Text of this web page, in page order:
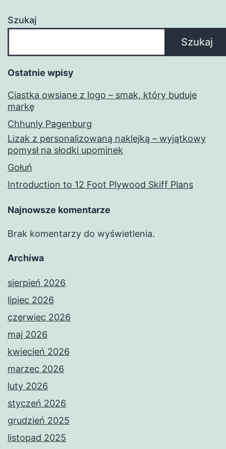
Szukaj
Szukaj
Ostatnie wpisy
Ciastka owsiane z logo – smak, który buduje
markę
Chhunly Pagenburg
Lizak z personalizowaną naklejką – wyjątkowy
pomysł na słodki upominek
Gołuń
Introduction to 12 Foot Plywood Skiff Plans
Najnowsze komentarze
Brak komentarzy do wyświetlenia.
Archiwa
sierpień 2026
lipiec 2026
czerwiec 2026
maj 2026
kwiecień 2026
marzec 2026
luty 2026
styczeń 2026
grudzień 2025
listopad 2025